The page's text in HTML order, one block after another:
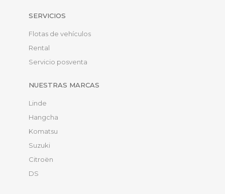
SERVICIOS
Flotas de vehículos
Rental
Servicio posventa
NUESTRAS MARCAS
Linde
Hangcha
Komatsu
Suzuki
Citroën
DS